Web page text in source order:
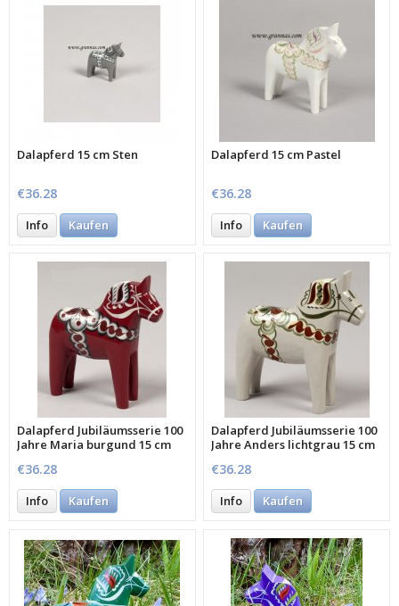
Dalapferd 15 cm Sten
€36.28
Info Kaufen
Dalapferd 15 cm Pastel
€36.28
Info Kaufen
Dalapferd Jubiläumsserie 100
Jahre Maria burgund 15 cm
€36.28
Info Kaufen
Dalapferd Jubiläumsserie 100
Jahre Anders lichtgrau 15 cm
€36.28
Info Kaufen